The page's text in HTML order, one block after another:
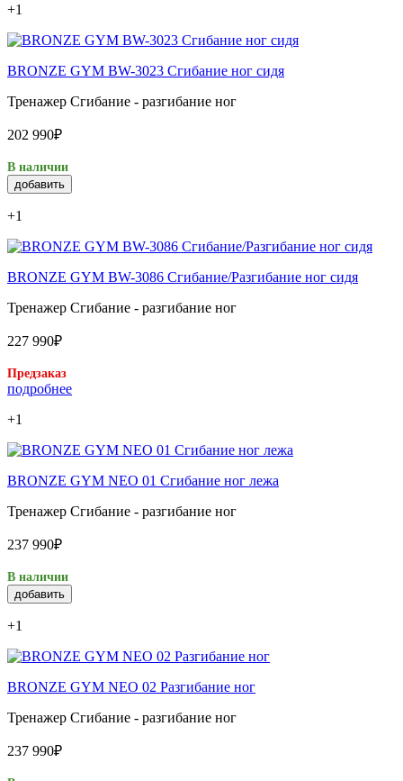
+1
BRONZE GYM BW-3023 Сгибание ног сидя
Тренажер Сгибание - разгибание ног
202 990₽
В наличии
добавить
+1
BRONZE GYM BW-3086 Сгибание/Разгибание ног сидя
Тренажер Сгибание - разгибание ног
227 990₽
Предзаказ
подробнее
+1
BRONZE GYM NEO 01 Сгибание ног лежа
Тренажер Сгибание - разгибание ног
237 990₽
В наличии
добавить
+1
BRONZE GYM NEO 02 Разгибание ног
Тренажер Сгибание - разгибание ног
237 990₽